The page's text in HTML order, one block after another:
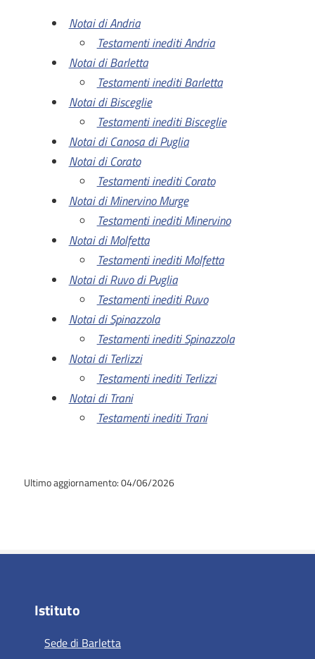
Notai di Andria
Testamenti inediti Andria
Notai di Barletta
Testamenti inediti Barletta
Notai di Bisceglie
Testamenti inediti Bisceglie
Notai di Canosa di Puglia
Notai di Corato
Testamenti inediti Corato
Notai di Minervino Murge
Testamenti inediti Minervino
Notai di Molfetta
Testamenti inediti Molfetta
Notai di Ruvo di Puglia
Testamenti inediti Ruvo
Notai di Spinazzola
Testamenti inediti Spinazzola
Notai di Terlizzi
Testamenti inediti Terlizzi
Notai di Trani
Testamenti inediti Trani
Ultimo aggiornamento: 04/06/2026
Istituto
Sede di Barletta